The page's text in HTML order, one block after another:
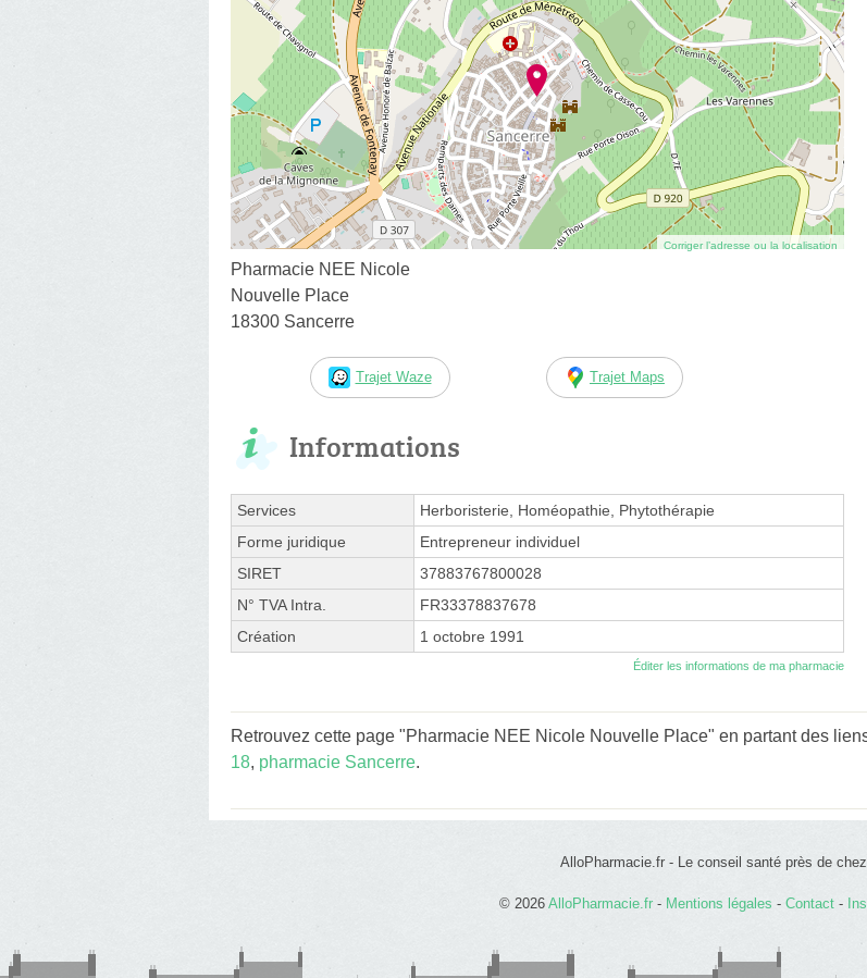
Corriger l’adresse ou la localisation
Pharmacie NEE Nicole
Nouvelle Place
18300 Sancerre
Trajet Waze Trajet Maps
Informations
Services
Herboristerie, Homéopathie, Phytothérapie
Forme juridique
Entrepreneur individuel
SIRET
37883767800028
N° TVA Intra.
FR33378837678
Création
1 octobre 1991
Éditer les informations de ma pharmacie
Retrouvez cette page "Pharmacie NEE Nicole Nouvelle Place" en partant des
18, pharmacie Sancerre.
AlloPharmacie.fr - Le conseil santé près de
© 2026 AlloPharmacie.fr - Mentions légales - Contact-